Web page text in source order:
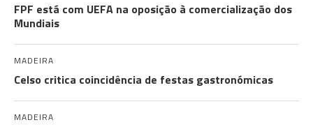
FPF está com UEFA na oposição à comercialização dos
Mundiais
MADEIRA
Celso critica coincidência de festas gastronómicas
MADEIRA